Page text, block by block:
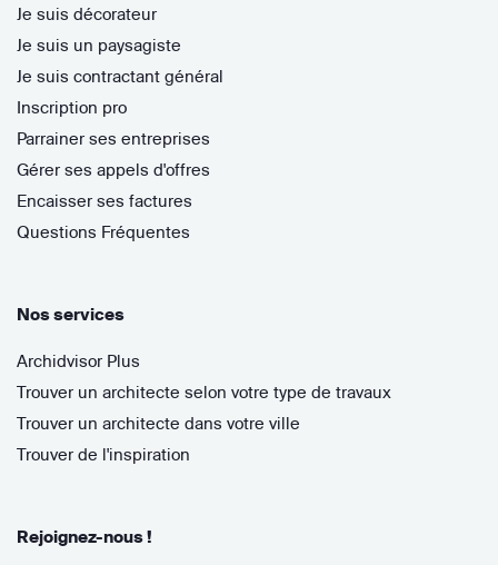
Je suis décorateur
Je suis un paysagiste
Je suis contractant général
Inscription pro
Parrainer ses entreprises
Gérer ses appels d'offres
Encaisser ses factures
Questions Fréquentes
Nos services
Archidvisor Plus
Trouver un architecte selon votre type de travaux
Trouver un architecte dans votre ville
Trouver de l'inspiration
Rejoignez-nous !